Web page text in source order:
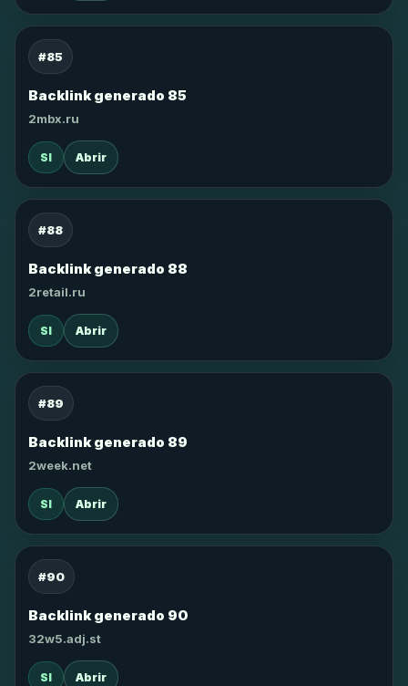
#85
Backlink generado 85
2mbx.ru
SI Abrir
#88
Backlink generado 88
2retail.ru
SI Abrir
#89
Backlink generado 89
2week.net
SI Abrir
#90
Backlink generado 90
32w5.adj.st
SI Abrir